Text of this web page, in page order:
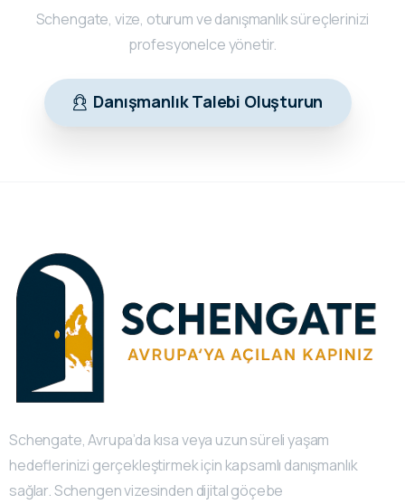
Schengate, vize, oturum ve danışmanlık süreçlerinizi
profesyonelce yönetir.
Danışmanlık Talebi Oluşturun
Schengate, Avrupa’da kısa veya uzun süreli yaşam
hedeflerinizi gerçekleştirmek için kapsamlı danışmanlık
sağlar. Schengen vizesinden dijital göçebe